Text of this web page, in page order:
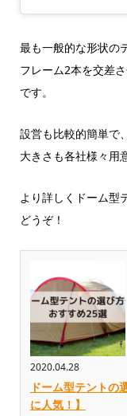
最も一般的な形状の
フレーム2本を交差
です。
設営も比較的簡単で、
大きさも各社様々用
より詳しくドーム型
どうぞ！
2020.04.28
ドーム型テントの
に人気！】